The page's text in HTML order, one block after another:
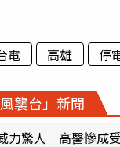
電 高雄 停
襲台」新聞
力驚人 高醫慘成